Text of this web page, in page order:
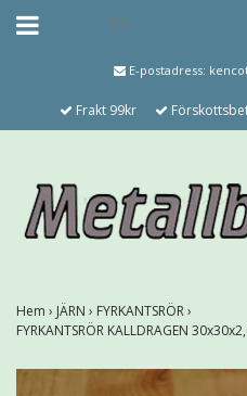
E-postadress:
Frakt 99kr
Hem › JÄRN › FYRKANTSRÖR›
FYRKANTSRÖR KALLDRAGEN